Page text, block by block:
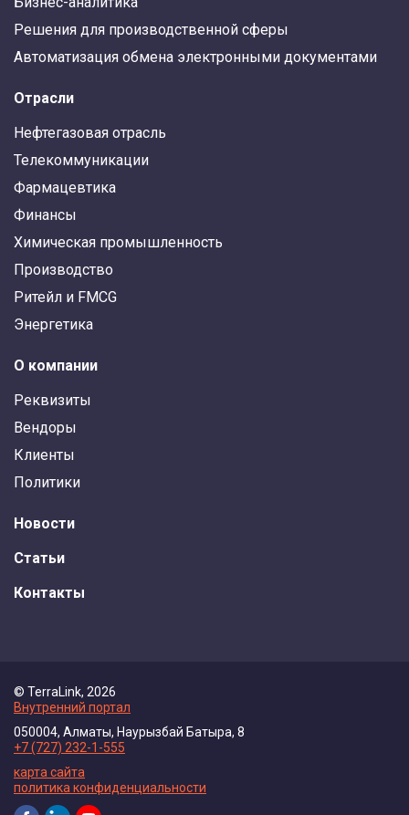
Решения для производственной сферы
Автоматизация обмена электронными документами
Отрасли
Нефтегазовая отрасль
Телекоммуникации
Фармацевтика
Финансы
Химическая промышленность
Производство
Ритейл и FMCG
Энергетика
О компании
Реквизиты
Вендоры
Клиенты
Политики
Новости
Статьи
Контакты
© TerraLink, 2026
Внутренний портал
050004, Алматы, Наурызбай Батыра, 8
+7 (727) 232-1-555
карта сайта
политика конфиденциальности